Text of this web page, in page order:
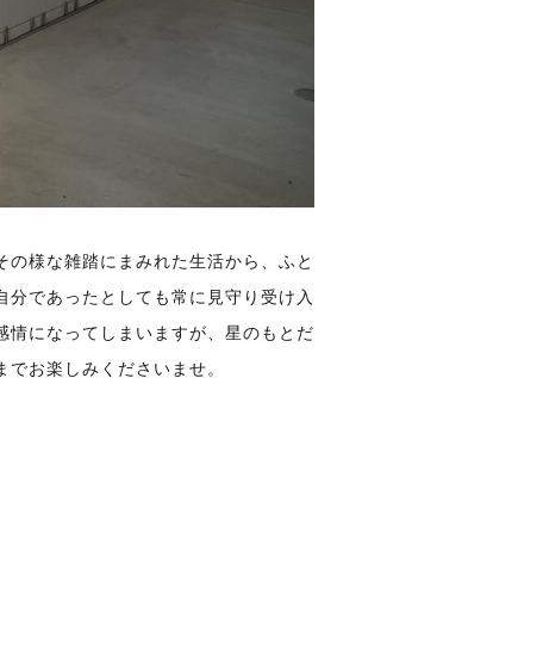
様な雑踏にまみれた生活から、ふと
であったとしても常に見守り受け入
になってしまいますが、星のもとだ
お楽しみくださいませ。